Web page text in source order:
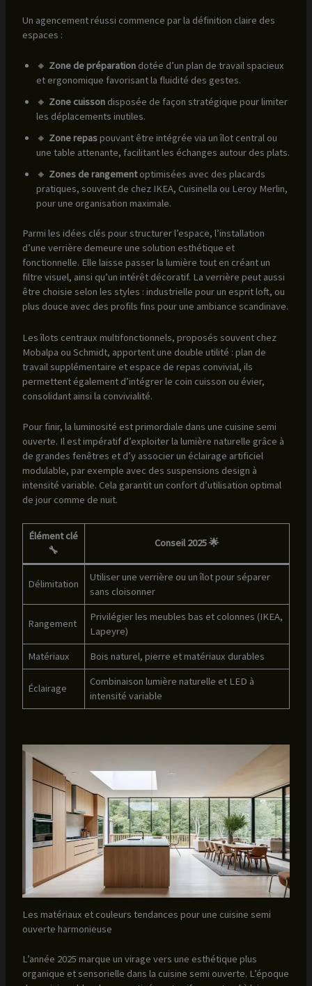
Un agencement réussi commence par la définition claire des
espaces :
🔸 Zone de préparationdotée d’un plan de travail spacieux
et ergonomique favorisant la fluidité des gestes.
🔸 Zone cuissondisposée de façon stratégique pour limiter
les déplacements inutiles.
🔸 Zone repaspouvant être intégrée via un îlot central ou
une table attenante, facilitant les échanges autour des plats.
🔸 Zones de rangementoptimisées avec des placards
pratiques, souvent de chez IKEA, Cuisinella ou Leroy Merlin,
pour une organisation maximale.
Parmi les idées clés pour structurer l’espace, l’installation
d’une verrière demeure une solution esthétique et
fonctionnelle. Elle laisse passer la lumière tout en créant un
filtre visuel, ainsi qu’un intérêt décoratif. La verrière peut aussi
être choisie selon les styles : industrielle pour un esprit loft, ou
plus douce avec des profils fins pour une ambiance scandinave.
Les îlots centraux multifonctionnels, proposés souvent chez
Mobalpa ou Schmidt, apportent une double utilité : plan de
travail supplémentaire et espace de repas convivial, ils
permettent également d’intégrer le coin cuisson ou évier,
consolidant ainsi la convivialité.
Pour finir, la luminosité est primordiale dans une cuisine semi
ouverte. Il est impératif d’exploiter la lumière naturelle grâce à
de grandes fenêtres et d’y associer un éclairage artificiel
modulable, par exemple avec des suspensions design à
intensité variable. Cela garantit un confort d’utilisation optimal
de jour comme de nuit.
Élément clé
🔧
Conseil 2025 🌟
Délimitation
Utiliser une verrière ou un îlot pour séparer
sans cloisonner
Rangement
Privilégier les meubles bas et colonnes (IKEA,
Lapeyre)
Matériaux
Bois naturel, pierre et matériaux durables
Éclairage
Combinaison lumière naturelle et LED à
intensité variable
Les matériaux et couleurs tendances pour une cuisine semi
ouverte harmonieuse
L’année 2025 marque un virage vers une esthétique plus
organique et sensorielle dans la cuisine semi ouverte. L’époque